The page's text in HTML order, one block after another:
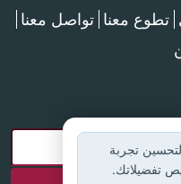
تطوع معنا تواصل معنا
تجربة
تفضيلاتك.